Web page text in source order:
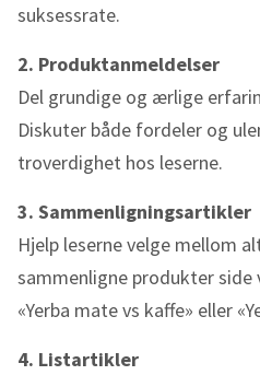
suksessrate.
2. Produktanmeldelser
Del grundige og ærlige
Diskuter både fordeler og
troverdighet hos leserne.
3. Sammenligningsartikler
Hjelp leserne velge mellom
sammenligne produkter side
«Yerba mate vs kaffe» eller
4. Listartikler